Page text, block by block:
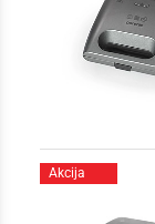
Akcija